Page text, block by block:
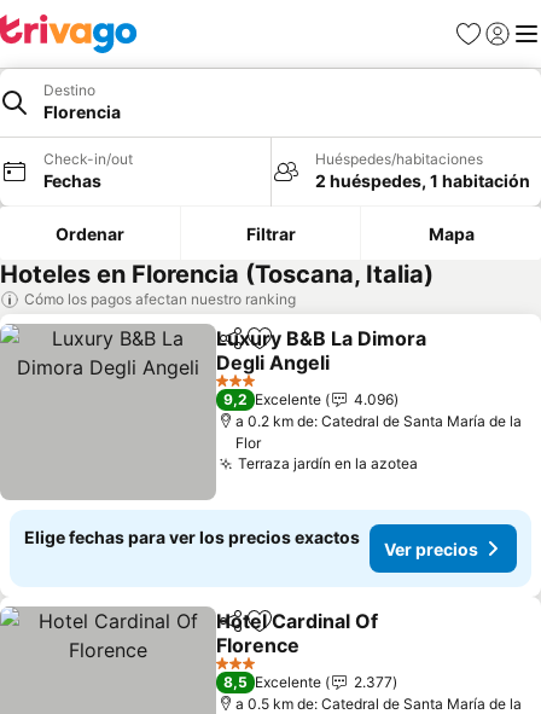
Favoritos
Iniciar
Destino
Florencia
Check-in/out
Fechas
Huéspedes/habitaciones
2 huéspedes, 1 habitación
Ordenar Filtrar Mapa
Hoteles en Florencia (Toscana, Italia)
Cómo los pagos afectan nuestro ranking
CompartirAgregar a favoritos
Luxury B&B La Dimora
Degli Angeli
Ver precios
3 Estrellas
9,2 Excelente
4.096
a 0.2 km de: Catedral de Santa María de la
Flor
Terraza jardín en la azotea
Elige fechas para ver los precios exactos
Ver precios
CompartirAgregar a favoritos
Hotel Cardinal Of
Florence
Ver precios
3 Estrellas
8,5 Excelente
2.377
a 0.5 km de: Catedral de Santa María de la